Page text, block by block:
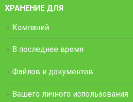
ХРАНЕНИЕ ДЛЯ
Компаний
В последнее время
Файлов и документов
Вашего личного использования